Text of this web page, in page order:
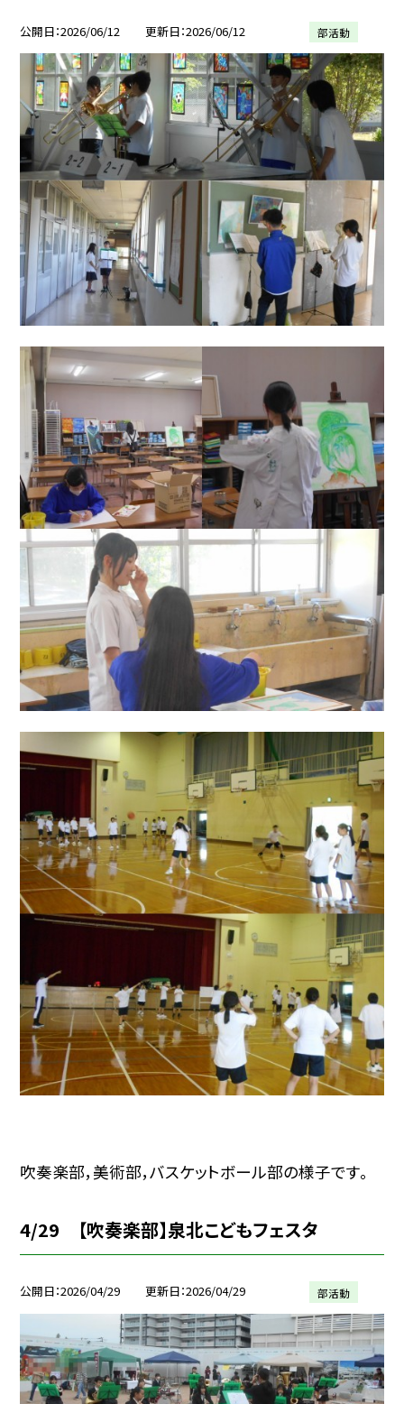
公開日 2026/06/12 更新日 2026/06/12 部活動
吹奏楽部，美術部，バスケットボール部の様子です。
4/29 【吹奏楽部】泉北こどもフェスタ
公開日 2026/04/29 更新日 2026/04/29 部活動